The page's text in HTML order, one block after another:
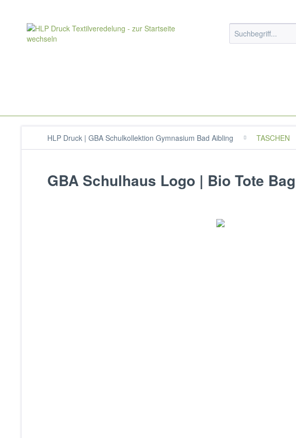
HLP Druck | GBA Schulkollektion Gymnasium Bad Aibling TASCHEN
GBA Schulhaus Logo | Bio Tote Bag